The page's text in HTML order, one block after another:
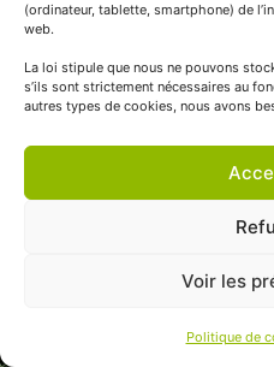
(ordinateur, tablette, smartphone) de
web.
La loi stipule que nous ne pouvons
s’ils sont strictement nécessaires au
autres types de cookies, nous avons
Voir les
Politique de